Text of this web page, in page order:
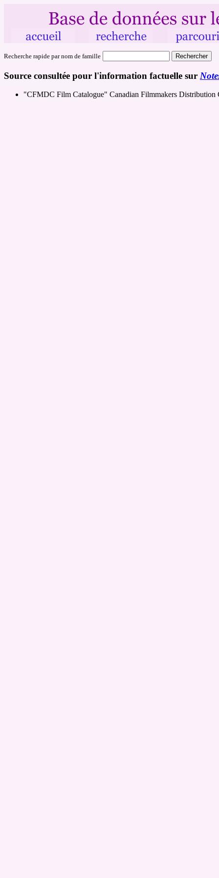
Recherche rapide par nom de famille
Source consultée pour l'information factuelle sur
"CFMDC Film Catalogue" Canadian Filmmakers Distribution